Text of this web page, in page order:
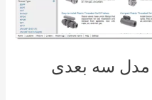
مدل سه بعدی